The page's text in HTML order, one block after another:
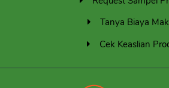
Tanya Biaya
Cek Keaslian